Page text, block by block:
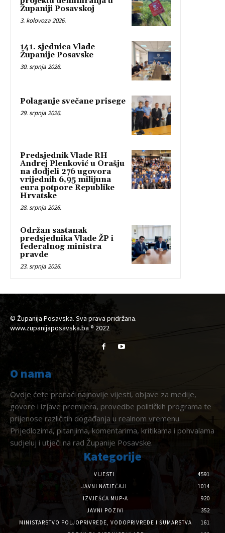
Županiji Posavskoj
3. kolovoza 2026.
141. sjednica Vlade
Županije Posavske
30. srpnja 2026.
Polaganje svečane prisege
29. srpnja 2026.
Predsjednik Vlade RH
Andrej Plenković u Orašju
na dodjeli 276 ugovora
vrijednih 6,95 milijuna
eura potpore Republike
Hrvatske
28. srpnja 2026.
Održan sastanak
predsjednika Vlade ŽP i
federalnog ministra
pravde
23. srpnja 2026.
© Županija Posavska. Sva prava pridržana.
www.zupanijaposavska.ba ® 2022
O nama
Ovdje ćete pronaći najnovije vijesti, objave za medije,
govore i izjave premijera, provedbe političkih programa te
prijenose različitih događanja u realnom vremenu.
Prijedlozima, pitanjima, komentarima, kritikama i pohvalama
sudjeluj i utječi na rad Županije Posavske.
Kategorije
VIJESTI
4591
JAVNI NATJEČAJI
1014
IZVJEŠĆA MUP-A
920
JAVNI POZIVI
352
MINISTARSTVO POLJOPRIVREDE, VODOPRIVREDE I ŠUMARSTVA
161